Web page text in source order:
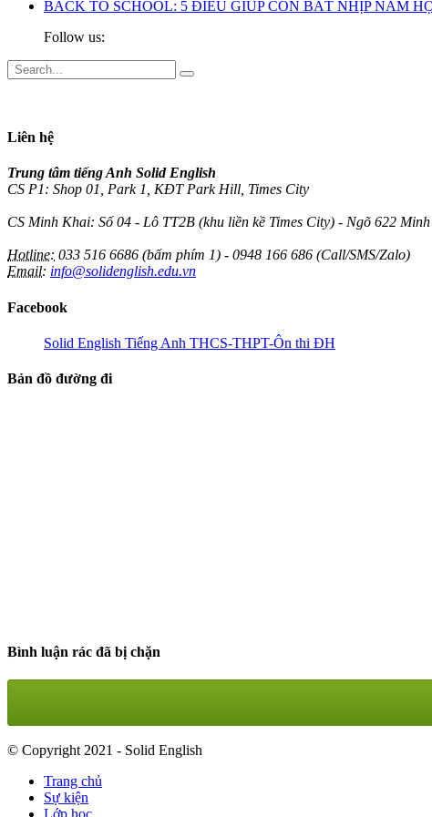
BACK TO SCHOOL: 5 ĐIỀU GIÚP CON BẮT NHỊP NĂM
Follow us:
Liên hệ
Trung tâm tiếng Anh Solid English
CS P1: Shop 01, Park 1, KĐT Park Hill, Times City
CS Minh Khai: Số 04 - Lô TT2B (khu liền kề Times City) - Ngõ 622
Hotline: 033 516 6686 (bấm phím 1) - 0948 166 686 (Call/SMS/Zalo)
Email: info@solidenglish.edu.vn
Facebook
Solid English Tiếng Anh THCS-THPT-Ôn thi ĐH
Bản đồ đường đi
Bình luận rác đã bị chặn
© Copyright 2021 - Solid English
Trang chủ
Sự kiện
Lớp học